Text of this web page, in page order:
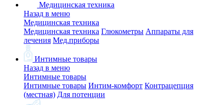
Медицинская техника
Назад в меню
Медицинская техника
Медицинская техника Глюкометры Аппараты для
лечения Мед.приборы
Интимные товары
Назад в меню
Интимные товары
Интимные товары Интим-комфорт Контрацепция
(местная) Для потенции